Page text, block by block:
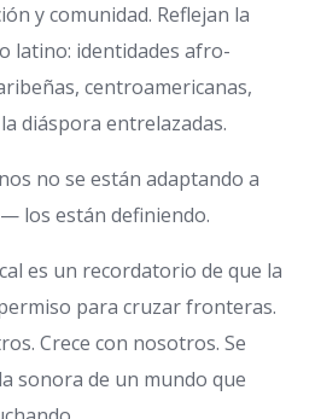
y comunidad. Reflejan la
latino: identidades afro-
centroamericanas,
diáspora entrelazadas.
no se están adaptando a
los están definiendo.
es un recordatorio de que la
para cruzar fronteras.
Crece con nosotros. Se
sonora de un mundo que